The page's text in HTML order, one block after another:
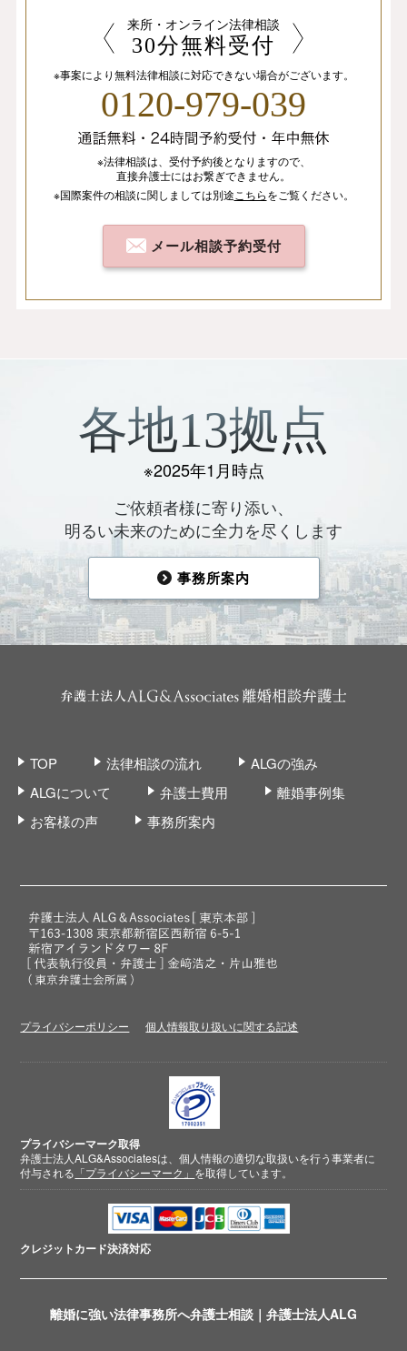
離婚に強い法律事務所へ弁護士相談｜弁護士法人ALG
来所・オンライン法律相談
30分無料受付
※事案により無料法律相談に対応できない場合がございます。
0120-979-039
※法律相談は、 受付予約後となりますので、
直接弁護士にはお繋ぎできません。
※国際案件の相談に関しましては別途 こちらをご覧ください。
メール相談予約受付
各地13拠点
※2025年1月時点
ご依頼者様に寄り添い、
明るい未来のために全力を尽くします
事務所案内
TOP 法律相談の流れ
ALGの強み
ALGについて
弁護士費用
離婚事例集
お客様の声
事務所案内
プライバシーポリシー 個人情報取り扱いに関する記述
プライバシーマーク取得
弁護士法人ALG&Associatesは、個人情報の適切な取扱いを行う事業者に
付与される 「プライバシーマーク」 を取得しています。
クレジットカード決済対応